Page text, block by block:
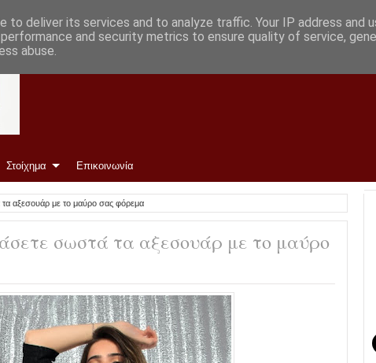
Στοίχημα Επικοινωνία
αξεσουάρ με το μαύρο σας φόρεμα
σωστά τα αξεσουάρ με το μαύρο
to deliver its services and to analyze traffic. Your IP address and
and security metrics to ensure quality of service,
abuse.